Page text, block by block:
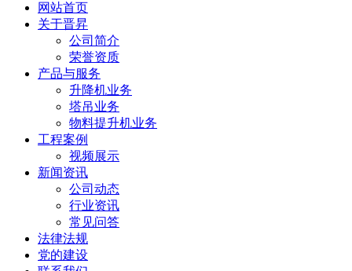
网站首页
关于晋昇
公司简介
荣誉资质
产品与服务
升降机业务
塔吊业务
物料提升机业务
工程案例
视频展示
新闻资讯
公司动态
行业资讯
常见问答
法律法规
党的建设